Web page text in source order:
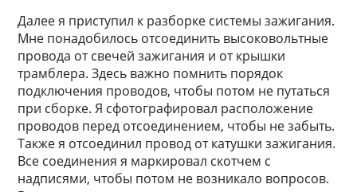
Далее я приступил к разборке системы зажигания.
Мне понадобилось отсоединить высоковольтные
провода от свечей зажигания и от крышки
трамблера. Здесь важно помнить порядок
подключения проводов, чтобы потом не путаться
при сборке. Я сфотографировал расположение
проводов перед отсоединением, чтобы не забыть.
Также я отсоединил провод от катушки зажигания.
Все соединения я маркировал скотчем с
надписями, чтобы потом не возникало вопросов.